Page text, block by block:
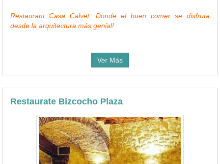
Restaurant Casa Calvet, Donde el buen comer se disfruta
desde la arquitectura más genial!
Ver Más
Restaurate Bizcocho Plaza